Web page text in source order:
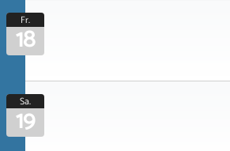
Fr.
18
Sa.
19